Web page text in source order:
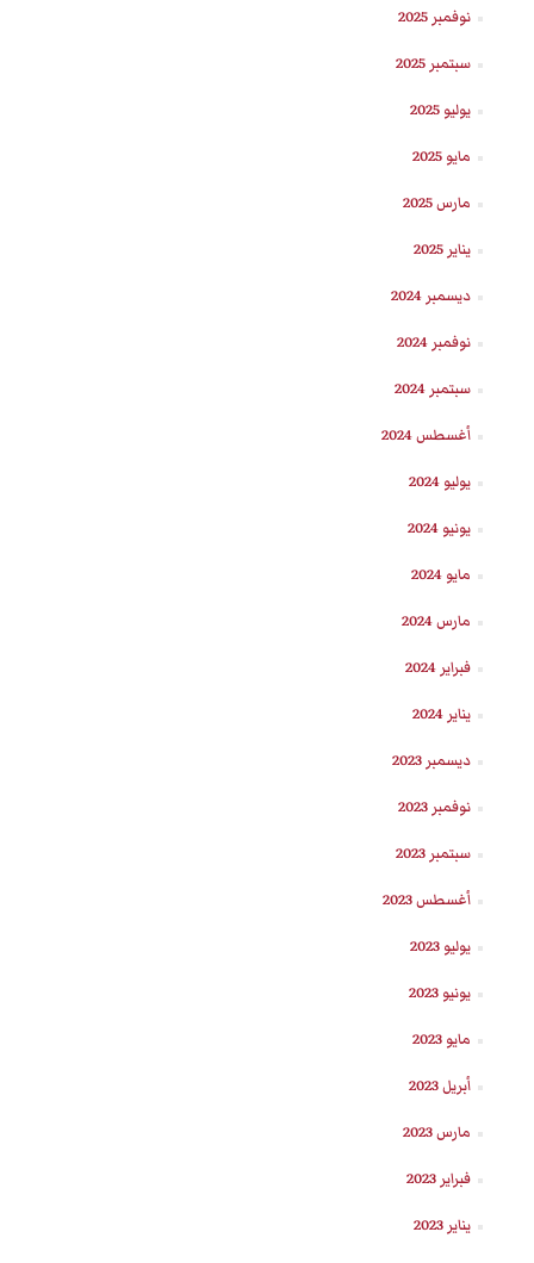
نوفمبر 2025
سبتمبر 2025
يوليو 2025
مايو 2025
مارس 2025
يناير 2025
ديسمبر 2024
نوفمبر 2024
سبتمبر 2024
أغسطس 2024
يوليو 2024
يونيو 2024
مايو 2024
مارس 2024
فبراير 2024
يناير 2024
ديسمبر 2023
نوفمبر 2023
سبتمبر 2023
أغسطس 2023
يوليو 2023
يونيو 2023
مايو 2023
أبريل 2023
مارس 2023
فبراير 2023
يناير 2023